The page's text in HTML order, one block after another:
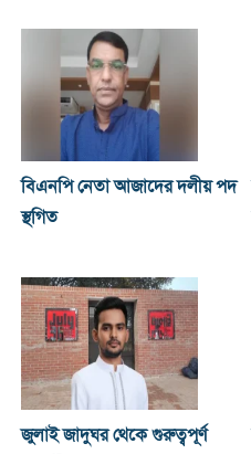
বিএনপি নেতা আজাদের দলীয় পদ
স্থগিত
জুলাই জাদুঘর থেকে গুরুত্বপূর্ণ